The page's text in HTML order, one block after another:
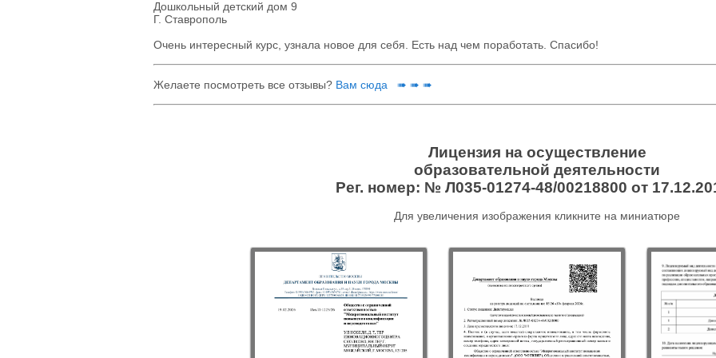
Дошкольный детский дом 9
Г. Ставрополь
Очень интересный курс, узнала новое для себя. Есть над чем поработать. Спасибо!
Желаете посмотреть все отзывы? Вам сюда ➠ ➠ ➠
Лицензия на осуществление
образовательной деятельности
Рег. номер: № Л035-01274-48/00218800 от
Для увеличения изображения кликните на миниатюре